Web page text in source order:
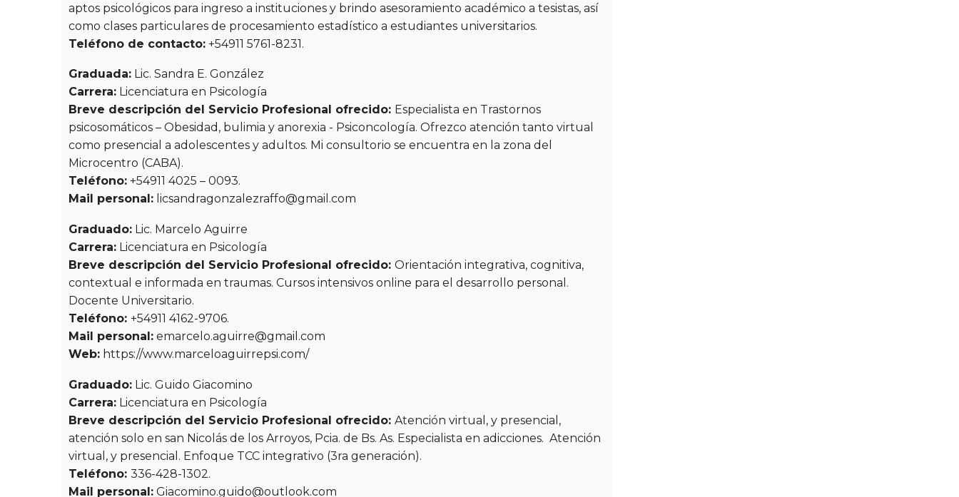
aptos psicológicos para ingreso a instituciones y brindo asesoramiento académico a tesistas, así
como clases particulares de procesamiento estadístico a estudiantes universitarios.
Teléfono de contacto:+54911 5761-8231.
Graduada:Lic. Sandra E. González
Carrera:Licenciatura en Psicología
Breve descripción del Servicio Profesional ofrecido: Especialista en Trastornos
psicosomáticos – Obesidad, bulimia y anorexia - Psiconcología. Ofrezco atención tanto virtual
como presencial a adolescentes y adultos. Mi consultorio se encuentra en la zona del
Microcentro (CABA).
Teléfono:+54911 4025 – 0093.
Mail personal: licsandragonzalezraffo@gmail.com
Graduado:Lic. Marcelo Aguirre
Carrera:Licenciatura en Psicología
Breve descripción del Servicio Profesional ofrecido: Orientación integrativa, cognitiva,
contextual e informada en traumas. Cursos intensivos online para el desarrollo personal.
Docente Universitario.
Teléfono: +54911 4162-9706.
Mail personal: emarcelo.aguirre@gmail.com
Web: https://www.marceloaguirrepsi.com/
Graduado:Lic. Guido Giacomino
Carrera:Licenciatura en Psicología
Breve descripción del Servicio Profesional ofrecido: Atención virtual, y presencial,
atención solo en san Nicolás de los Arroyos, Pcia. de Bs. As. Especialista en adicciones. Atención
virtual, y presencial. Enfoque TCC integrativo (3ra generación).
Teléfono: 336-428-1302.
Mail personal: Giacomino.guido@outlook.com